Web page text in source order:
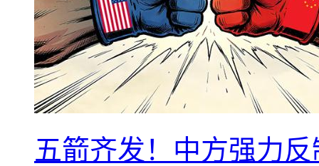
五箭齐发！中方强力